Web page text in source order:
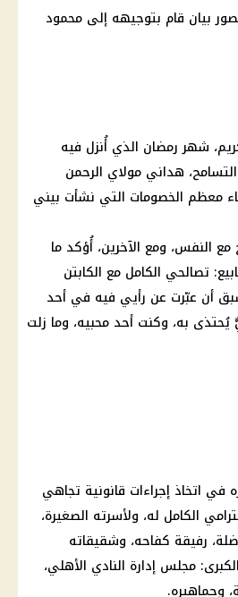
بيان قام بتوجيهه إلى محمود
شهر رمضان الذي أُنزل فيه
هداني مولاي الرحمن
معظم الخصومات التي نشأت بيني
مع النفس، ومع الآخرين، أُؤكد ما
تصالحي الكامل مع الكابتن
أن عبّرت عن رأيي فيه في أحد
يُحتذى به، وكنت أحد محبيه، وما زلت
في اتخاذ إجراءات قانونية تجاهي
الكامل له، ولأسرته الصغيرة،
رفيقة كفاحه، وشقيقاته
مجلس إدارة النادي الأهلي،
وجماهيره.